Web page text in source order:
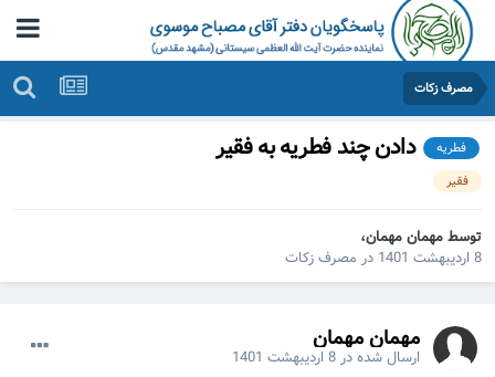
مصرف زکات
فطریه دادن چند فطریه به فقیر
فقیر
توسط مهمان مهمان،
8 اردیبهشت 1401
در مصرف زکات
مهمان مهمان
ارسال شده در 8 اردیبهشت 1401